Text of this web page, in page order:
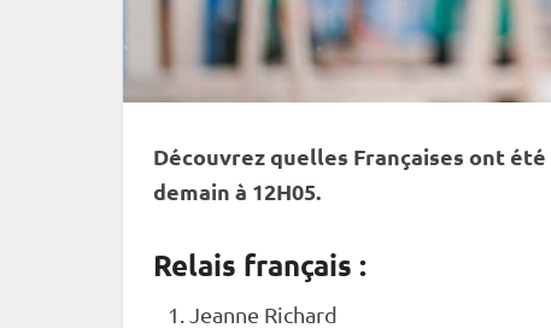
Découvrez quelles Françaises ont
demain à 12H05.
Relais français :
Jeanne Richard